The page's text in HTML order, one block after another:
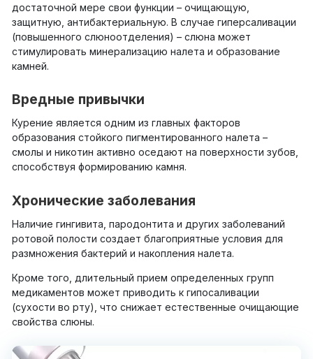
достаточной мере свои функции – очищающую,
защитную, антибактериальную. В случае гиперсаливации
(повышенного слюноотделения) – слюна может
стимулировать минерализацию налета и образование
камней.
Вредные привычки
Курение является одним из главных факторов
образования стойкого пигментированного налета –
смолы и никотин активно оседают на поверхности зубов,
способствуя формированию камня.
Хронические заболевания
Наличие гингивита, пародонтита и других заболеваний
ротовой полости создает благоприятные условия для
размножения бактерий и накопления налета.
Кроме того, длительный прием определенных групп
медикаментов может приводить к гипосаливации
(сухости во рту), что снижает естественные очищающие
свойства слюны.